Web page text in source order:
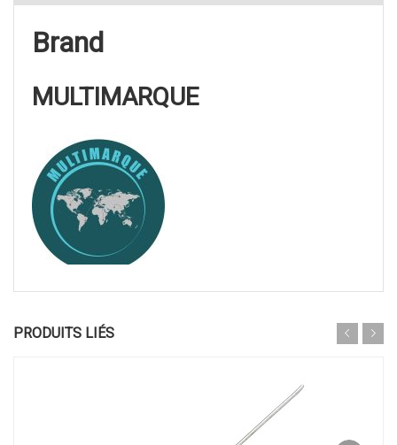
Brand
MULTIMARQUE
PRODUITS LIÉS